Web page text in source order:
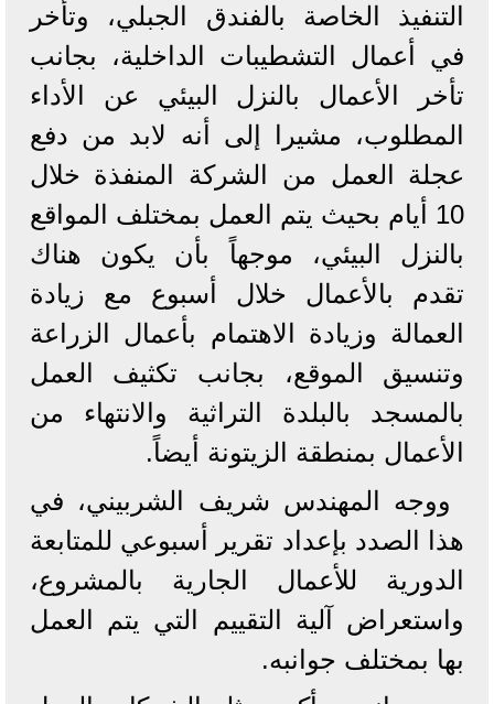
التنفيذ الخاصة بالفندق الجبلي، وتأخر
في أعمال التشطيبات الداخلية، بجانب
تأخر الأعمال بالنزل البيئي عن الأداء
المطلوب، مشيرا إلى أنه لابد من دفع
عجلة العمل من الشركة المنفذة خلال
10 أيام بحيث يتم العمل بمختلف المواقع
بالنزل البيئي، موجهاً بأن يكون هناك
تقدم بالأعمال خلال أسبوع مع زيادة
العمالة وزيادة الاهتمام بأعمال الزراعة
وتنسيق الموقع، بجانب تكثيف العمل
بالمسجد بالبلدة التراثية والانتهاء من
الأعمال بمنطقة الزيتونة أيضاً.
ووجه المهندس شريف الشربيني، في
هذا الصدد بإعداد تقرير أسبوعي للمتابعة
الدورية للأعمال الجارية بالمشروع،
واستعراض آلية التقييم التي يتم العمل
بها بمختلف جوانبه.